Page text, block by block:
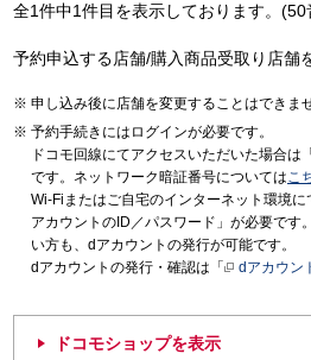
全1件中1件目を表示しております。(50
予約申込する店舗/購入商品受取り店舗
申し込み後に店舗を変更することはできま
予約手続きにはログインが必要です。
ドコモ回線にてアクセスいただいた場合
です。ネットワーク暗証番号についてはこ
Wi-Fiまたはご自宅のインターネット環境
アカウントのID／パスワード」が必要です
い方も、dアカウントの発行が可能です。
dアカウントの発行・確認は「
dアカウン
ドコモショップを表示